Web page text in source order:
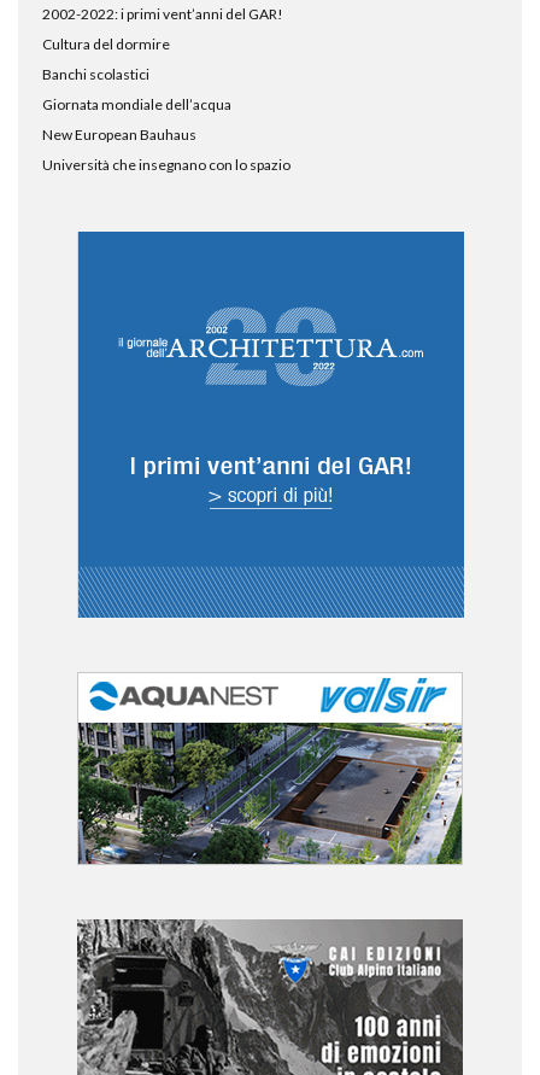
2002-2022: i primi vent’anni del GAR!
Cultura del dormire
Banchi scolastici
Giornata mondiale dell’acqua
New European Bauhaus
Università che insegnano con lo spazio